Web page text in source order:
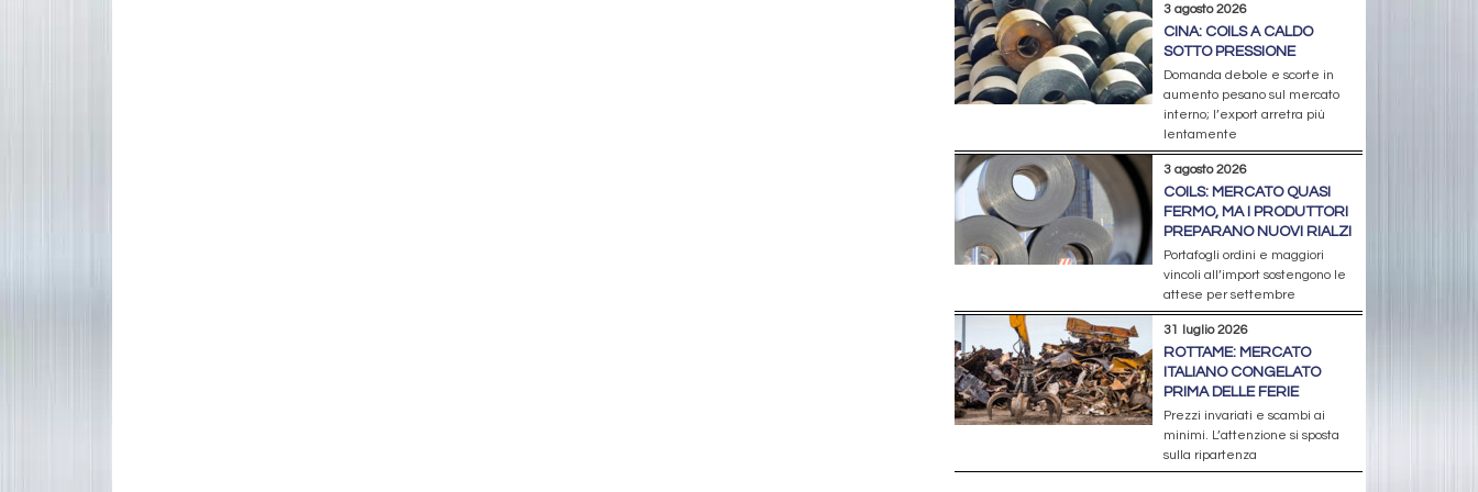
3 agosto 2026
CINA: COILS A CALDO
SOTTO PRESSIONE
Domanda debole e scorte in
aumento pesano sul mercato
interno; l’export arretra più
lentamente
3 agosto 2026
COILS: MERCATO QUASI
FERMO, MA I PRODUTTORI
PREPARANO NUOVI RIALZI
Portafogli ordini e maggiori
vincoli all’import sostengono le
attese per settembre
31 luglio 2026
ROTTAME: MERCATO
ITALIANO CONGELATO
PRIMA DELLE FERIE
Prezzi invariati e scambi ai
minimi. L’attenzione si sposta
sulla ripartenza